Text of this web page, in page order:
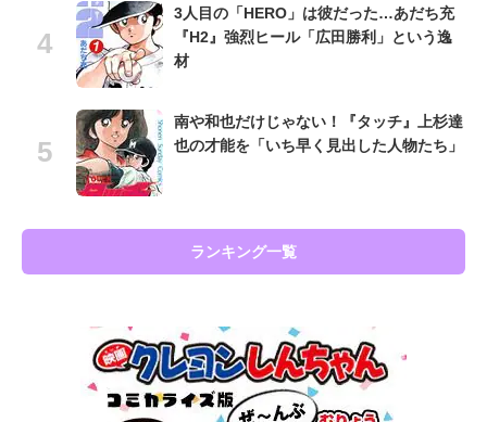
3人目の「HERO」は彼だった…あだち充
『H2』強烈ヒール「広田勝利」という逸
材
南や和也だけじゃない！『タッチ』上杉達
也の才能を「いち早く見出した人物たち」
ランキング一覧